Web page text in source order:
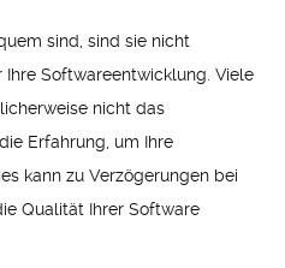
sind, sind sie nicht
Softwareentwicklung. Viele
nicht das
Erfahrung, um Ihre
kann zu Verzögerungen bei
Qualität Ihrer Software